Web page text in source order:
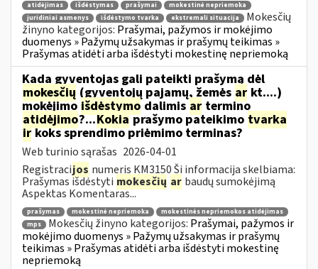
atidėjimas išdėstymas prašymai
mokestinė nepriemoka
juridiniai asmenys
išdėstymo tvarka ekstremali situacija
Mokesčių
žinyno kategorijos: Prašymai, pažymos ir mokėjimo
duomenys » Pažymų užsakymas ir prašymų teikimas »
Prašymas atidėti arba išdėstyti mokestinę nepriemoką
Kada gyventojas gali pateikti prašymą dėl
mokesčių (gyventojų pajamų, žemės ar kt....)
mokėjimo išdėstymo dalimis ar termino
atidėjimo?...Kokiaprašymo pateikimo tvarka
irkoks sprendimo priėmimo terminas?
Web turinio sąrašas 2026-04-01
Registracijos numeris KM3150 Ši informacija skelbiama:
Prašymas išdėstyti mokesčių ar baudų sumokėjimą
Aspektas Komentaras...
prašymas mokestinė nepriemoka
mokestinės nepriemokos atidėjimas
mps
Mokesčių žinyno kategorijos: Prašymai, pažymos ir
mokėjimo duomenys » Pažymų užsakymas ir prašymų
teikimas » Prašymas atidėti arba išdėstyti mokestinę
nepriemoką